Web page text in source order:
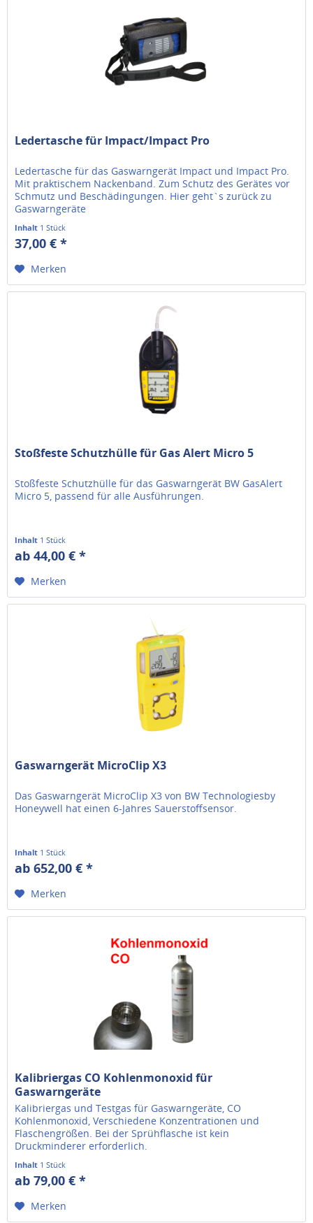
Ledertasche für Impact/Impact Pro
Ledertasche für das Gaswarngerät Impact und Impact Pro.
Mit praktischem Nackenband. Zum Schutz des Gerätes vor
Schmutz und Beschädingungen. Hier geht`s zurück zu
Gaswarngeräte
Inhalt 1 Stück
37,00 € *
Merken
Stoßfeste Schutzhülle für Gas Alert Micro 5
Stoßfeste Schutzhülle für das Gaswarngerät BW GasAlert
Micro 5, passend für alle Ausführungen.
Inhalt 1 Stück
ab 44,00 € *
Merken
Gaswarngerät MicroClip X3
Das Gaswarngerät MicroClip X3 von BW Technologiesby
Honeywell hat einen 6-Jahres Sauerstoffsensor.
Inhalt 1 Stück
ab 652,00 € *
Merken
Kalibriergas CO Kohlenmonoxid für
Gaswarngeräte
Kalibriergas und Testgas für Gaswarngeräte, CO
Kohlenmonoxid, Verschiedene Konzentrationen und
Flaschengrößen. Bei der Sprühflasche ist kein
Druckminderer erforderlich.
Inhalt 1 Stück
ab 79,00 € *
Merken